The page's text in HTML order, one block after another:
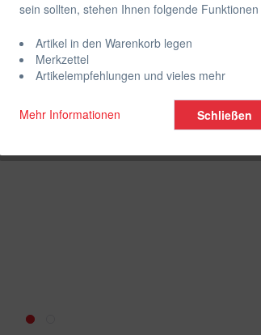
sein sollten, stehen Ihnen folgende
Artikel in den Warenkorb legen
Merkzettel
Artikelempfehlungen und vieles mehr
Mehr Informationen Schließen